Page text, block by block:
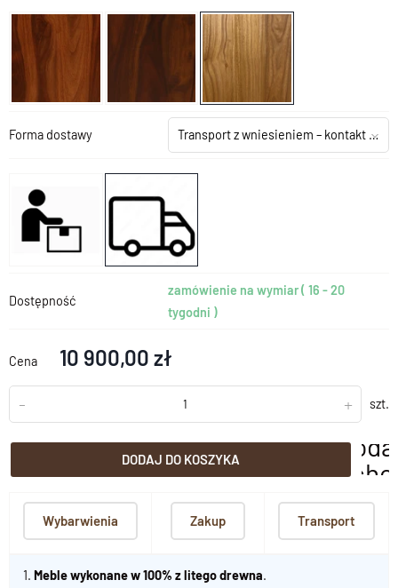
Forma dostawy Transport z wniesieniem – kontakt z salonem
Dostępność
zamówienie na wymiar ( 16 - 20
tygodni )
Cena 10 900,00 zł
- + szt.
DODAJ DO KOSZYKA
Wybarwienia Zakup Transport
1. Meble wykonane w 100% z litego drewna.